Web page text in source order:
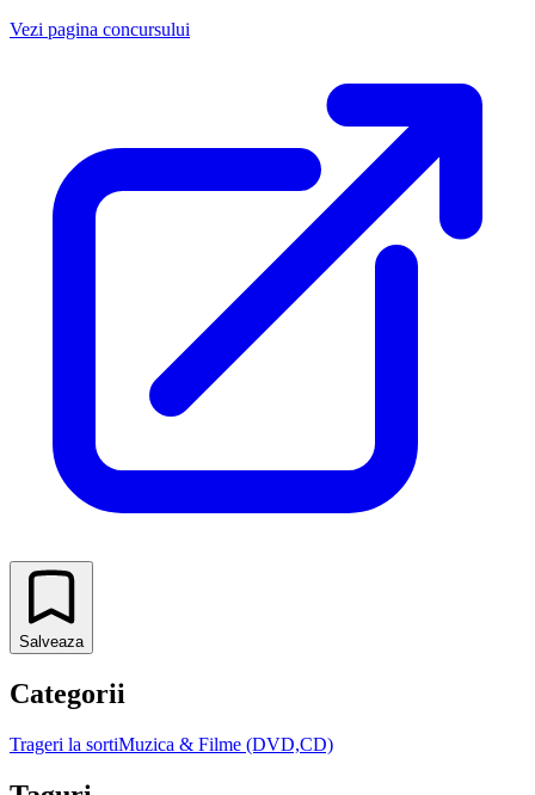
Vezi pagina concursului
Salveaza
Categorii
Trageri la sortiMuzica & Filme (DVD,CD)